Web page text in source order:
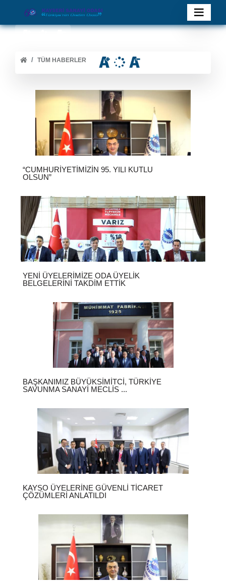
TÜM HABERLER
“CUMHURIYETIMIZIN 95. YILI KUTLU
OLSUN”
YENI ÜYELERIMIZE ODA ÜYELIK
BELGELERINI TAKDIM ETTIK
BAŞKANIMIZ BÜYÜKSIMITCI, TÜRKIYE
SAVUNMA SANAYI MECLIS ...
KAYSO ÜYELERINE GÜVENLI TICARET
ÇÖZÜMLERI ANLATILDI